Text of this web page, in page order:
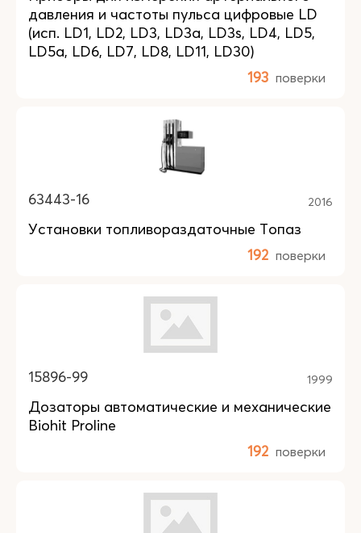
давления и частоты пульса цифровые LD
(исп. LD1, LD2, LD3, LD3a, LD3s, LD4, LD5,
LD5a, LD6, LD7, LD8, LD11, LD30)
193 поверки
63443-16 2016
Установки топливораздаточные Топаз
192 поверки
15896-99 1999
Дозаторы автоматические и механические
Biohit Proline
192 поверки